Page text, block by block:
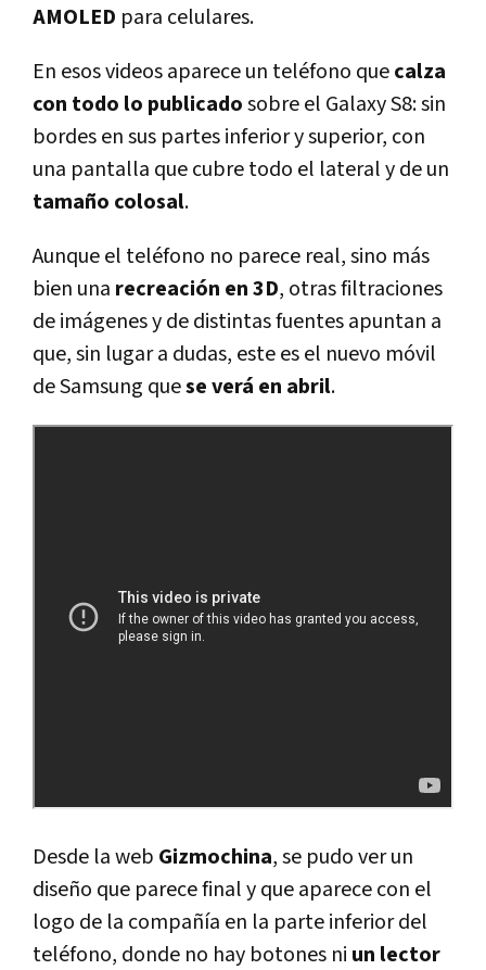
AMOLED para celulares.
En esos videos aparece un teléfono quecalza
con todo lo publicadosobre el Galaxy S8: sin
bordes en sus partes inferior y superior, con
una pantalla que cubre todo el lateral y de un
tamaño colosal.
Aunque el teléfono no parece real, sino más
bien una recreación en 3D, otras filtraciones
de imágenes y de distintas fuentes apuntan a
que, sin lugar a dudas, este es el nuevo móvil
de Samsung quese verá en abril.
Desde la web Gizmochina, se pudo ver un
diseño que parece final y que aparece con el
logo de la compañía en la parte inferior del
teléfono, donde no hay botones ni un lector